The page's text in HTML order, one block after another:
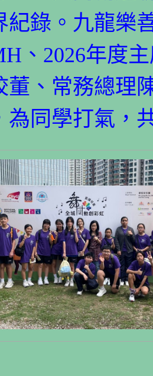
紀錄。九龍樂
、2026年度
董、常務總理
為同學打氣，